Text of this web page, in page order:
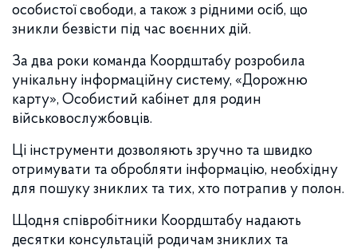
особистої свободи, а також з рідними осіб, що
зникли безвісти під час воєнних дій.
За два роки команда Коордштабу розробила
унікальну інформаційну систему, «Дорожню
карту», Особистий кабінет для родин
військовослужбовців.
Ці інструменти дозволяють зручно та швидко
отримувати та обробляти інформацію, необхідну
для пошуку зниклих та тих, хто потрапив у полон.
Щодня співробітники Коордштабу надають
десятки консультацій родичам зниклих та